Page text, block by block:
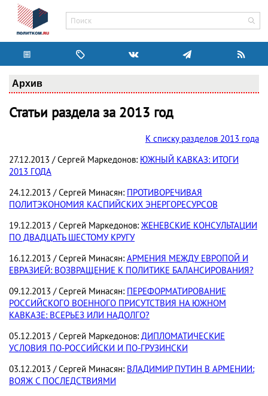
Архив
Статьи раздела за 2013 год
К списку разделов 2013 года
27.12.2013 / Сергей Маркедонов: ЮЖНЫЙ КАВКАЗ: ИТОГИ
2013 ГОДА
24.12.2013 / Сергей Минасян: ПРОТИВОРЕЧИВАЯ
ПОЛИТЭКОНОМИЯ КАСПИЙСКИХ ЭНЕРГОРЕСУРСОВ
19.12.2013 / Сергей Маркедонов: ЖЕНЕВСКИЕ КОНСУЛЬТАЦИИ
ПО ДВАДЦАТЬ ШЕСТОМУ КРУГУ
16.12.2013 / Сергей Минасян: АРМЕНИЯ МЕЖДУ ЕВРОПОЙ И
ЕВРАЗИЕЙ: ВОЗВРАЩЕНИЕ К ПОЛИТИКЕ БАЛАНСИРОВАНИЯ?
09.12.2013 / Сергей Минасян: ПЕРЕФОРМАТИРОВАНИЕ
РОССИЙСКОГО ВОЕННОГО ПРИСУТСТВИЯ НА ЮЖНОМ
КАВКАЗЕ: ВСЕРЬЕЗ ИЛИ НАДОЛГО?
05.12.2013 / Сергей Маркедонов: ДИПЛОМАТИЧЕСКИЕ
УСЛОВИЯ ПО-РОССИЙСКИ И ПО-ГРУЗИНСКИ
03.12.2013 / Сергей Минасян: ВЛАДИМИР ПУТИН В АРМЕНИИ:
ВОЯЖ С ПОСЛЕДСТВИЯМИ